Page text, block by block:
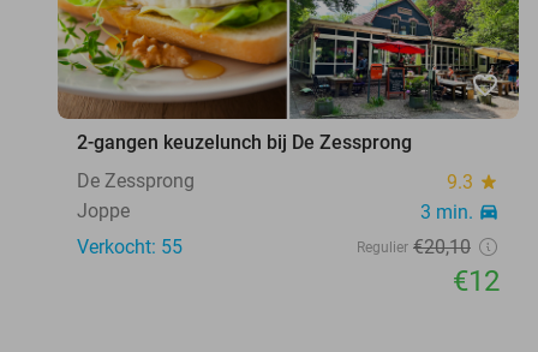
favorite_border
2-gangen keuzelunch bij De Zessprong
De Zessprong
9.3 star
Joppe 3 min. directions_car
Verkocht: 55 Regulier €20,10
€12